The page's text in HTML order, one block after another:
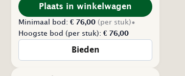
Casalino
Wit
aantal
Plaats in winkelwagen
Minimaal bod: € 76,00 (per stuk)•
Hoogste bod (per stuk): € 76,00
Bieden